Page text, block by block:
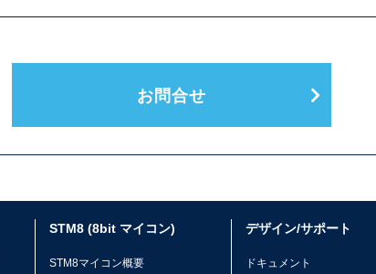
お問合せ
STM8 (8bit マイコン)
STM8マイコン概要
デザイン/サポート
ドキュメント